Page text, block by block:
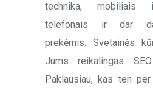
technika, mobiliais
telefonais ir dar
prekėmis. Svetainės
Jums reikalingas
Paklausiau, kas ten